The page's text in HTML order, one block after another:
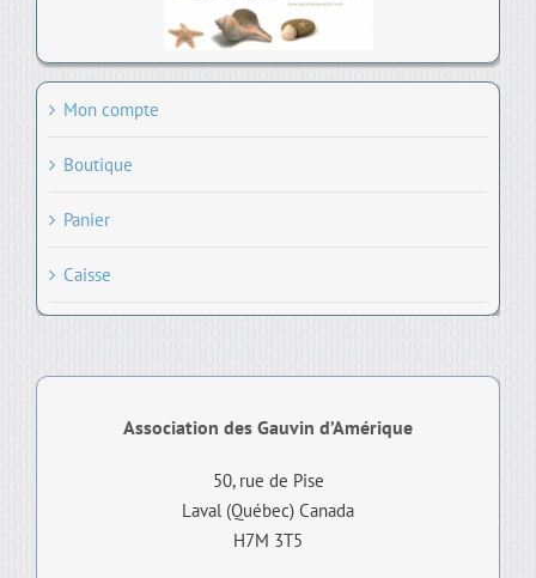
Association des Gauvin d’Amérique
50, rue de Pise
Laval (Québec) Canada
H7M 3T5
Mon compte
Boutique
Panier
Caisse